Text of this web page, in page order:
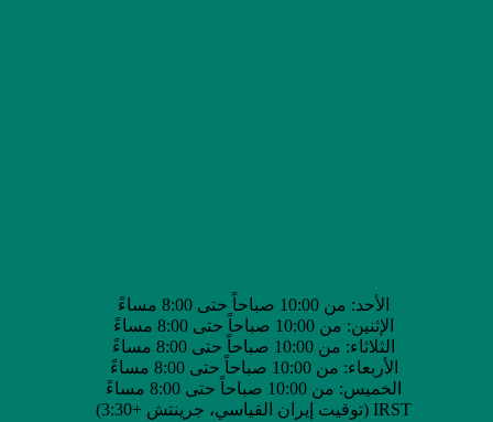
الأحد: من 10:00 صباحاً حتى 8:00 مساءً
الإثنين: من 10:00 صباحاً حتى 8:00 مساءً
الثلاثاء: من 10:00 صباحاً حتى 8:00 مساءً
الأربعاء: من 10:00 صباحاً حتى 8:00 مساءً
الخميس: من 10:00 صباحاً حتى 8:00 مساءً
IRST (توقيت إيران القياسي، جرينتش +3:30)